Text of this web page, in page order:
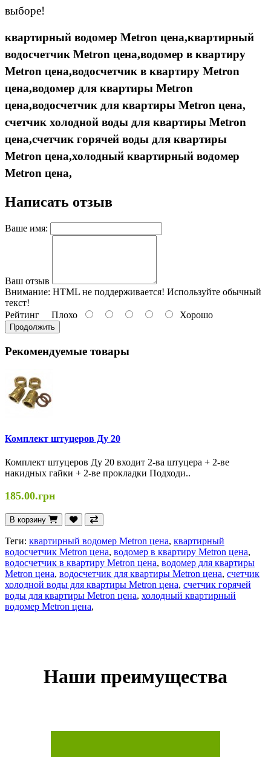
выборе!
квартирный водомер Metron цена,квартирный
водосчетчик Metron цена,водомер в квартиру
Metron цена,водосчетчик в квартиру Metron
цена,водомер для квартиры Metron
цена,водосчетчик для квартиры Metron цена,
счетчик холодной воды для квартиры Metron
цена,счетчик горячей воды для квартиры
Metron цена,холодный квартирный водомер
Metron цена,
Написать отзыв
Ваше имя:
Ваш отзыв
Внимание: HTML не поддерживается! Используйте обычный
текст!
Рейтинг Плохо Хорошо
Продолжить
Рекомендуемые товары
Комплект штуцеров Ду 20
Комплект штуцеров Ду 20 входит 2-ва штуцера + 2-ве
накидных гайки + 2-ве прокладки Подходи..
185.00.грн
В корзину
Теги: квартирный водомер Metron цена, квартирный
водосчетчик Metron цена, водомер в квартиру Metron цена,
водосчетчик в квартиру Metron цена, водомер для квартиры
Metron цена, водосчетчик для квартиры Metron цена, счетчик
холодной воды для квартиры Metron цена, счетчик горячей
воды для квартиры Metron цена, холодный квартирный
водомер Metron цена,
Наши преимущества